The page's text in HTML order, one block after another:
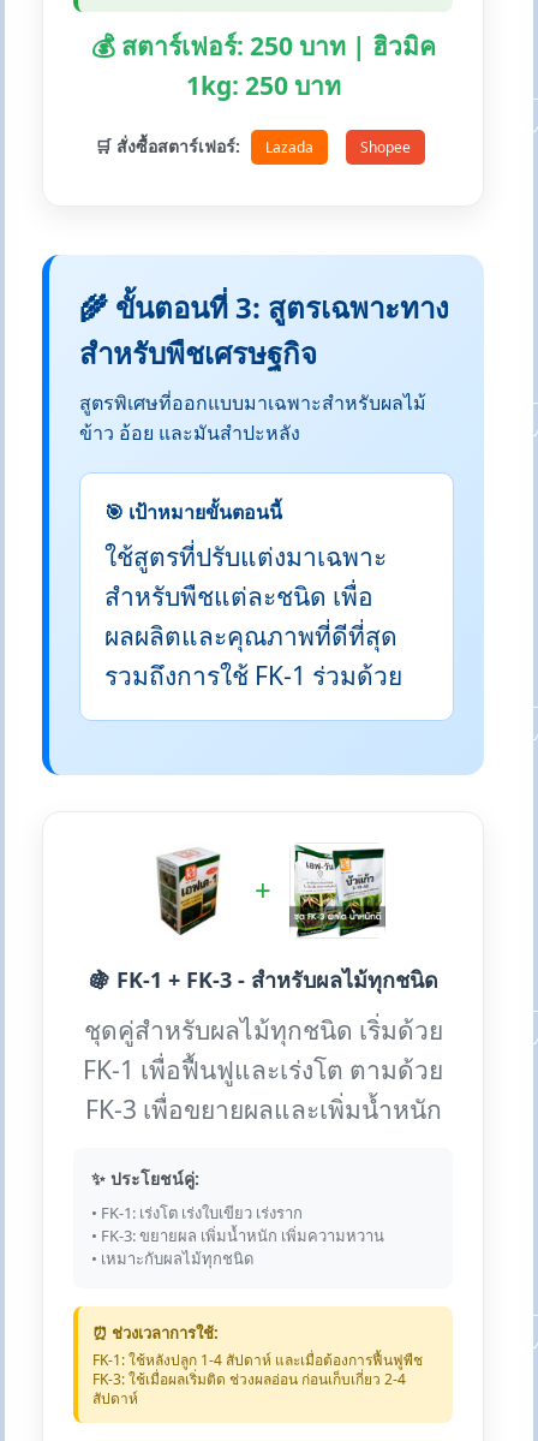
💰 สตาร์เฟอร์: 250 บาท | ฮิวมิค
1kg: 250 บาท
🛒 สั่งซื้อสตาร์เฟอร์: Lazada Shopee
🌾 ขั้นตอนที่ 3: สูตรเฉพาะทาง
สำหรับพืชเศรษฐกิจ
สูตรพิเศษที่ออกแบบมาเฉพาะสำหรับผลไม้
ข้าว อ้อย และมันสำปะหลัง
🎯 เป้าหมายขั้นตอนนี้
ใช้สูตรที่ปรับแต่งมาเฉพาะ
สำหรับพืชแต่ละชนิด เพื่อ
ผลผลิตและคุณภาพที่ดีที่สุด
รวมถึงการใช้ FK-1 ร่วมด้วย
+
🍇 FK-1 + FK-3 - สำหรับผลไม้ทุกชนิด
ชุดคู่สำหรับผลไม้ทุกชนิด เริ่มด้วย
FK-1 เพื่อฟื้นฟูและเร่งโต ตามด้วย
FK-3 เพื่อขยายผลและเพิ่มน้ำหนัก
✨ ประโยชน์คู่:
• FK-1: เร่งโต เร่งใบเขียว เร่งราก
• FK-3: ขยายผล เพิ่มน้ำหนัก เพิ่มความหวาน
• เหมาะกับผลไม้ทุกชนิด
⏰ ช่วงเวลาการใช้:
FK-1: ใช้หลังปลูก 1-4 สัปดาห์ และเมื่อต้องการฟื้นฟูพืช
FK-3: ใช้เมื่อผลเริ่มติด ช่วงผลอ่อน ก่อนเก็บเกี่ยว 2-4
สัปดาห์